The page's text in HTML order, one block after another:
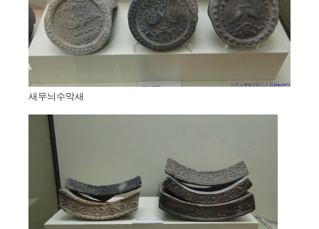
새무늬수막새